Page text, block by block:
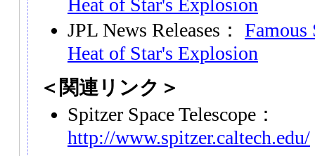
Heat of Star's Explosion
JPL News Releases： Famous
Heat of Star's Explosion
＜関連リンク＞
Spitzer Space Telescope：
http://www.spitzer.caltech.edu/